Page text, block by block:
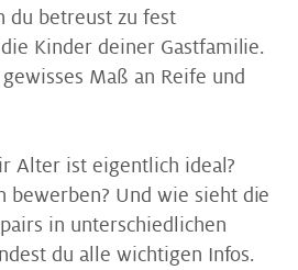
du betreust zu fest
Kinder deiner Gastfamilie.
Maß an Reife und
Alter ist eigentlich ideal?
bewerben? Und wie sieht die
in unterschiedlichen
du alle wichtigen Infos.